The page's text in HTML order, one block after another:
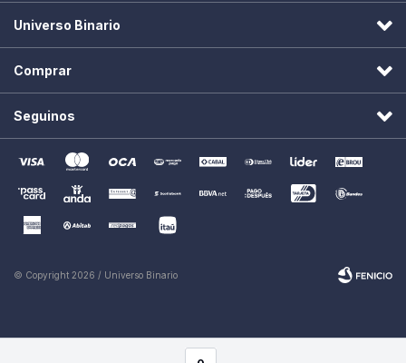
Universo Binario
Comprar
Seguinos
© Copyright 2026 / Universo Binario